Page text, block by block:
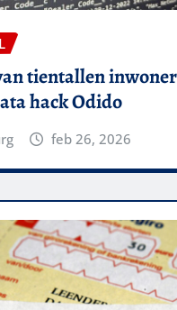
tientallen
hack Odido
feb 26, 2026